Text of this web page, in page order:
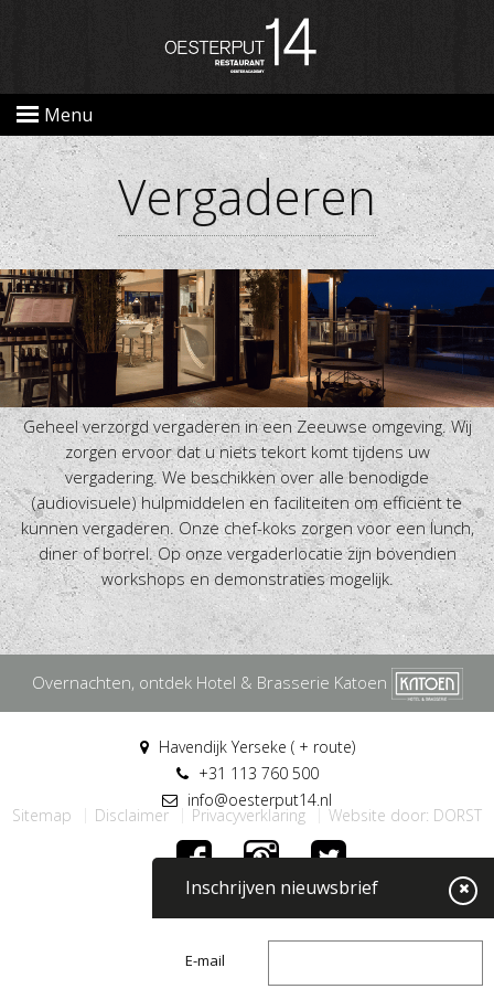
Menu
Vergaderen
Geheel verzorgd vergaderen in een Zeeuwse omgeving. Wij
zorgen ervoor dat u niets tekort komt tijdens uw
vergadering. We beschikken over alle benodigde
(audiovisuele) hulpmiddelen en faciliteiten om efficiënt te
kunnen vergaderen. Onze chef-koks zorgen voor een lunch,
diner of borrel. Op onze vergaderlocatie zijn bovendien
workshops en demonstraties mogelijk.
Overnachten, ontdek Hotel & Brasserie Katoen
Inschrijven nieuwsbrief
E-mail
Havendijk Yerseke ( + route)
+31 113 760 500
info@oesterput14.nl
Sitemap Disclaimer Privacyverklaring Website door: DORST